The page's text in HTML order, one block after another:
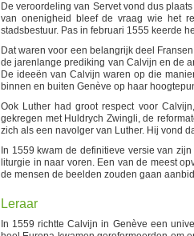
De veroordeling van Servet vond dus
van onenigheid bleef de vraag wie het
stadsbestuur. Pas in februari 1555 keerde
Dat waren voor een belangrijk deel
de jarenlange prediking van Calvijn en de
De ideeën van Calvijn waren op die
binnen en buiten Genève op haar
Ook Luther had groot respect voor
gekregen met Huldrych Zwingli, de
zich als een navolger van Luther. Hij vond
In 1559 kwam de definitieve versie van
liturgie in naar voren. Een van de meest
de mensen de beelden zouden gaan
Leraar
In 1559 richtte Calvijn in Genève een